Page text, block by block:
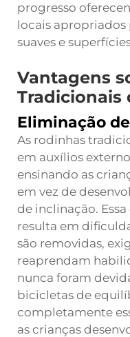
progresso
locais apropriados
suaves e
Vantagens
Tradicionais
Eliminação
As rodinhas
em auxílios
ensinando as
em vez de
de inclinação.
resulta em
são removidas,
reaprendam
nunca foram
bicicletas de
completamente
as crianças